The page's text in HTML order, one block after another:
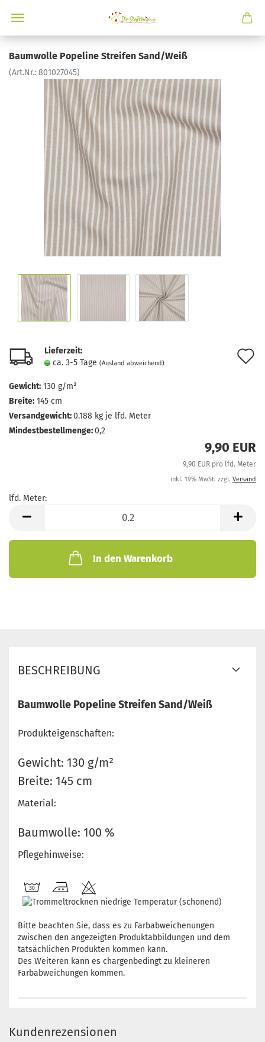
Baumwolle Popeline Streifen Sand/Weiß
(Art.Nr.: 801027045)
Lieferzeit:
ca. 3-5 Tage (Ausland abweichend)
Gewicht: 130 g/m²
Breite: 145 cm
Versandgewicht:0.188 kg je lfd. Meter
Mindestbestellmenge:0,2
9,90 EUR
9,90 EUR pro lfd. Meter
inkl. 19% MwSt. zzgl. Versand
lfd. Meter:
Meter
In den Warenkorb
BESCHREIBUNG
Baumwolle Popeline Streifen Sand/Weiß
Produkteigenschaften:
Gewicht: 130 g/m²
Breite: 145 cm
Material:
Baumwolle: 100 %
Pflegehinweise:
Bitte beachten Sie, dass es zu Farbabweichenungen
zwischen den angezeigten Produktabbildungen und dem
tatsächlichen Produkten kommen kann.
Des Weiteren kann es chargenbedingt zu kleineren
Farbabweichungen kommen.
Kundenrezensionen